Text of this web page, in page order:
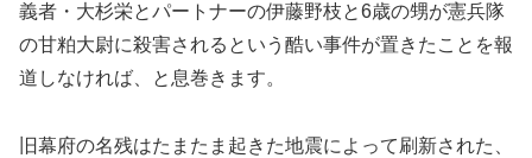
義者・大杉栄とパートナーの伊藤野枝と6歳の甥が憲兵隊
の甘粕大尉に殺害されるという酷い事件が置きたことを報
道しなければ、と息巻きます。
旧幕府の名残はたまたま起きた地震によって刷新された、